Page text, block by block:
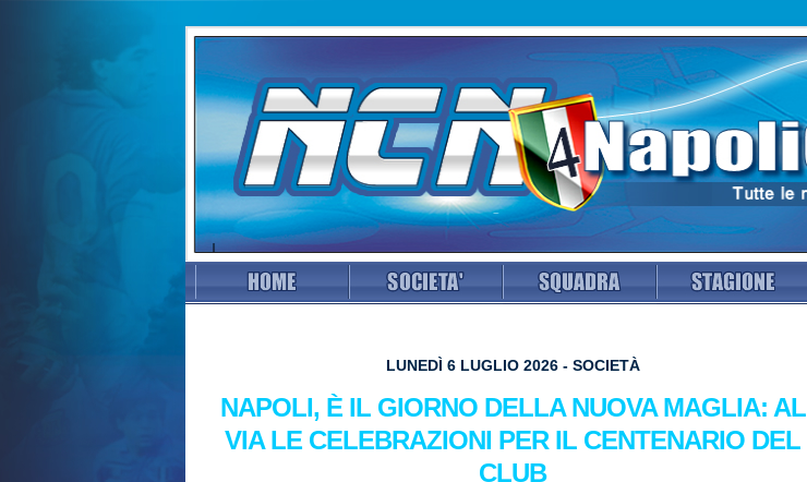
LUNEDÌ 6 LUGLIO 2026 - SOCIETÀ
NAPOLI, È IL GIORNO DELLA NUOVA MAGLIA: AL
VIA LE CELEBRAZIONI PER IL CENTENARIO DEL
CLUB